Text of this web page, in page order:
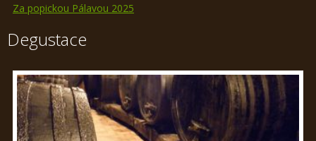
Za popickou Pálavou 2025
Degustace